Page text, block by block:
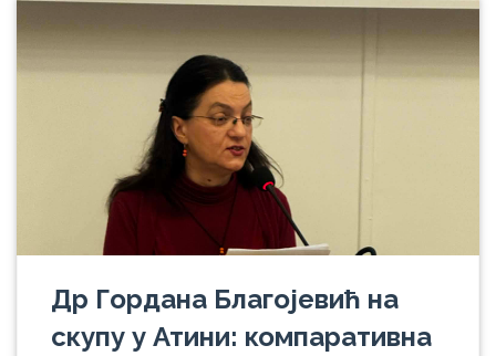
Др Гордана Благојевић на
скупу у Атини: компаративна